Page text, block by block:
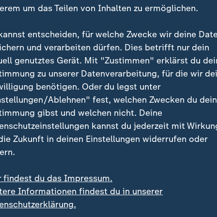
: Sport | UEFA Champions League - Saison 2025/26 :
Traum: Bayern
im Halbfinale
2:59
Saka lässt Arsenal
Atletico jubeln
Video 2:59
um das Teilen von Inhalten zu ermöglichen.
entscheiden, für welche Zwecke wir deine
und verarbeiten dürfen. Dies betrifft nur dein
genutztes Gerät. Mit "Zustimmen" erklärst du
zu unserer Datenverarbeitung, für die wir
benötigen. Oder du legst unter
Ablehnen" fest, welchen Zwecken du
gibst und welchen nicht. Deine
kannst du jederzeit mit
Zukunft in deinen Einstellungen widerrufen oder
findest du das Impressum.
Informationen findest du in unserer